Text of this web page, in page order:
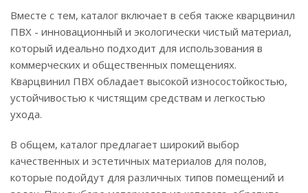
Вместе с тем, каталог включает в себя также кварцвинил
ПВХ - инновационный и экологически чистый материал,
который идеально подходит для использования в
коммерческих и общественных помещениях.
Кварцвинил ПВХ обладает высокой износостойкостью,
устойчивостью к чистящим средствам и легкостью
ухода.
В общем, каталог предлагает широкий выбор
качественных и эстетичных материалов для полов,
которые подойдут для различных типов помещений и